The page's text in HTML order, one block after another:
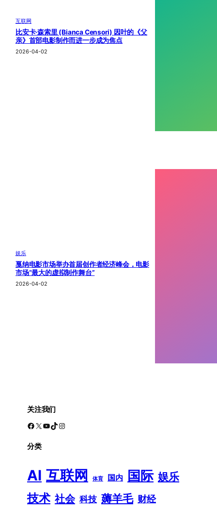
互联网
比安卡·森索里 (Bianca Censori) 因叶的《父
亲》首部电影制作而进一步成为焦点
2026-04-02
娱乐
戛纳电影市场举办首届创作者经济峰会，电影
市场“最大的虚拟制作舞台”
2026-04-02
关注我们
Facebook X YouTube TikTok Instagram
分类
AI 互联网 体育 国内 国际 娱乐
技术 社会 科技 薅羊毛 财经